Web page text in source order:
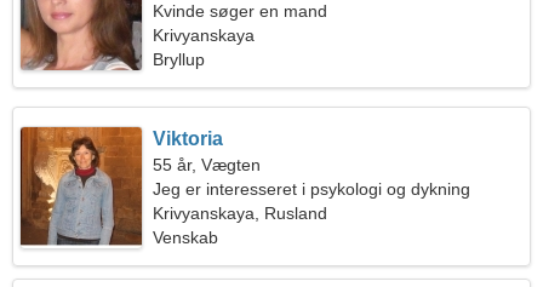
Kvinde søger en mand
Krivyanskaya
Bryllup
Viktoria
55 år, Vægten
Jeg er interesseret i psykologi og dykning
Krivyanskaya, Rusland
Venskab